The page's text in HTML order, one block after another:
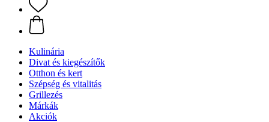
Kulinária
Divat és kiegészítők
Otthon és kert
Szépség és vitalitás
Grillezés
Márkák
Akciók